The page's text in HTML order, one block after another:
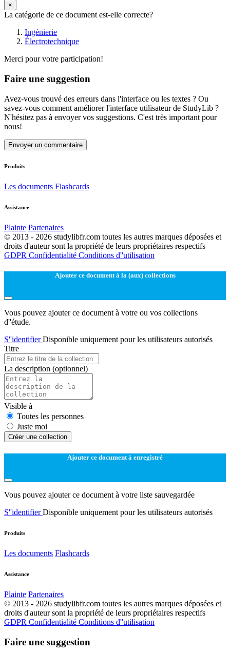
×
La catégorie de ce document est-elle correcte?
Ingénierie
Électrotechnique
Merci pour votre participation!
Faire une suggestion
Avez-vous trouvé des erreurs dans l'interface ou les textes ? Ou
savez-vous comment améliorer l'interface utilisateur de StudyLib ?
N'hésitez pas à envoyer vos suggestions. C'est très important pour
nous!
Envoyer un commentaire
Produits
Les documents Flashcards
Assistance
Plainte Partenaires
© 2013 - 2026 studylibfr.com toutes les autres marques déposées et
droits d'auteur sont la propriété de leurs propriétaires respectifs
GDPR Confidentialité Conditions d''utilisation
Ajouter ce document à la (aux) collections
Vous pouvez ajouter ce document à votre ou vos collections
d''étude.
S''identifierDisponible uniquement pour les utilisateurs autorisés
Titre
La description (optionnel)
Visible à
Toutes les personnes
Juste moi
Créer une collection
Ajouter ce document à enregistré
Vous pouvez ajouter ce document à votre liste sauvegardée
S''identifierDisponible uniquement pour les utilisateurs autorisés
Produits
Les documents Flashcards
Assistance
Plainte Partenaires
© 2013 - 2026 studylibfr.com toutes les autres marques déposées et
droits d'auteur sont la propriété de leurs propriétaires respectifs
GDPR Confidentialité Conditions d''utilisation
Faire une suggestion